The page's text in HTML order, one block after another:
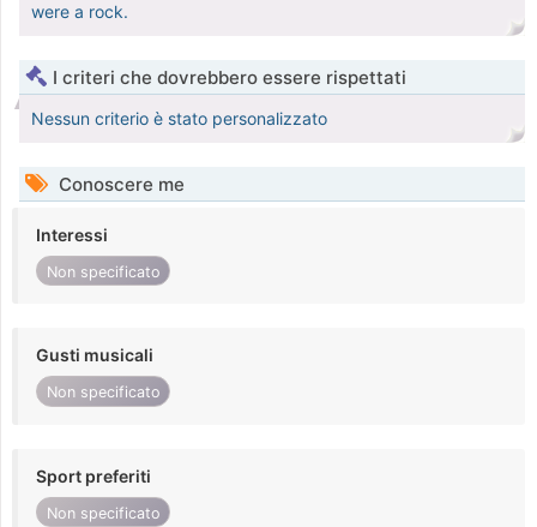
were a rock.
I criteri che dovrebbero essere rispettati
Nessun criterio è stato personalizzato
Conoscere me
Interessi
Non specificato
Gusti musicali
Non specificato
Sport preferiti
Non specificato